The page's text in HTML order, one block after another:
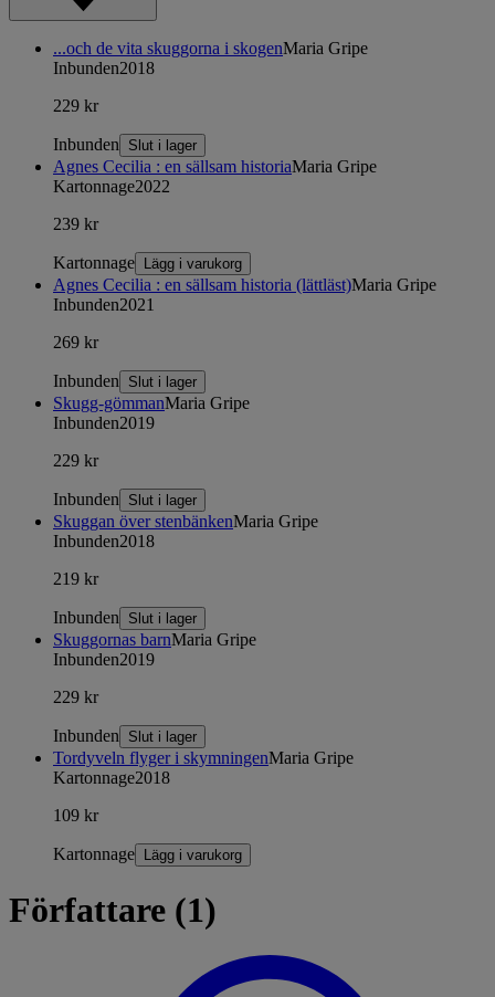
...och de vita skuggorna i skogenMaria Gripe
Inbunden2018
229 kr
Inbunden Slut i lager
Agnes Cecilia : en sällsam historiaMaria Gripe
Kartonnage2022
239 kr
Kartonnage Lägg i varukorg
Agnes Cecilia : en sällsam historia (lättläst)Maria Gripe
Inbunden2021
269 kr
Inbunden Slut i lager
Skugg-gömmanMaria Gripe
Inbunden2019
229 kr
Inbunden Slut i lager
Skuggan över stenbänkenMaria Gripe
Inbunden2018
219 kr
Inbunden Slut i lager
Skuggornas barnMaria Gripe
Inbunden2019
229 kr
Inbunden Slut i lager
Tordyveln flyger i skymningenMaria Gripe
Kartonnage2018
109 kr
Kartonnage Lägg i varukorg
Författare (1)